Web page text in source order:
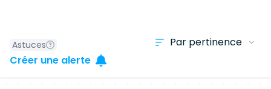
Astuces
Créer une alerte